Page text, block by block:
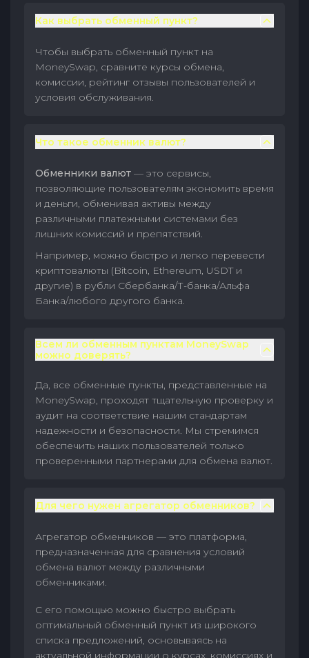
Как выбрать обменный пункт?
Чтобы выбрать обменный пункт на
MoneySwap, сравните курсы обмена,
комиссии, рейтинг отзывы пользователей и
условия обслуживания.
Что такое обменник валют?
Обменники валют — это сервисы,
позволяющие пользователям экономить время
и деньги, обменивая активы между
различными платежными системами без
лишних комиссий и препятствий.
Например, можно быстро и легко перевести
криптовалюты (Bitcoin, Ethereum, USDT и
другие) в рубли Сбербанка/Т-банка/Альфа
Банка/любого другого банка.
Всем ли обменным пунктам MoneySwap
можно доверять?
Да, все обменные пункты, представленные на
MoneySwap, проходят тщательную проверку и
аудит на соответствие нашим стандартам
надежности и безопасности. Мы стремимся
обеспечить наших пользователей только
проверенными партнерами для обмена валют.
Для чего нужен агрегатор обменников?
Агрегатор обменников — это платформа,
предназначенная для сравнения условий
обмена валют между различными
обменниками.
С его помощью можно быстро выбрать
оптимальный обменный пункт из широкого
списка предложений, основываясь на
актуальной информации о курсах, комиссиях и